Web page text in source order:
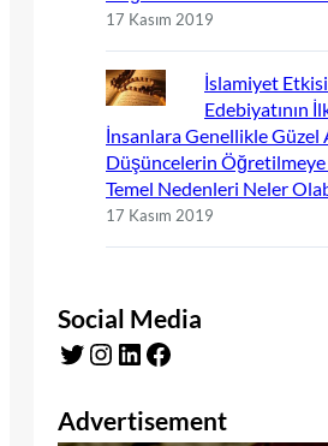
17 Kasım 2019
İslamiyet
Edebiyatının
İnsanlara Genellikle Güzel
Düşüncelerin Öğretilmeye
Temel Nedenleri Neler
17 Kasım 2019
Social Media
Twitter Instagram LinkedIn Facebook
Advertisement